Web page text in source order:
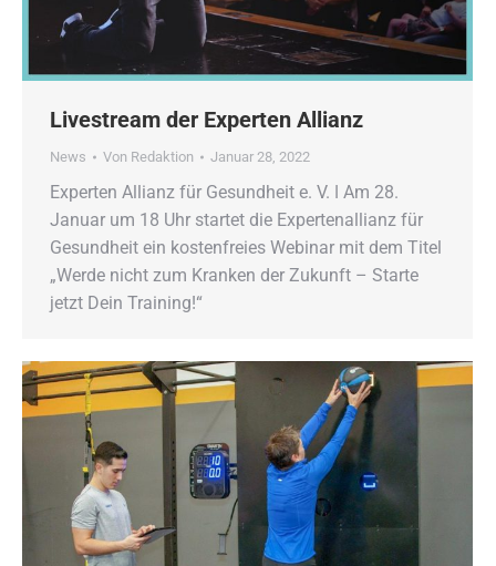
Livestream der Experten Allianz
News Von Redaktion Januar 28, 2022
Experten Allianz für Gesundheit e. V. ǀ Am 28.
Januar um 18 Uhr startet die Expertenallianz für
Gesundheit ein kostenfreies Webinar mit dem Titel
„Werde nicht zum Kranken der Zukunft – Starte
jetzt Dein Training!“